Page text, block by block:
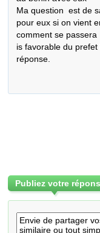
Ma question  est de
pour eux si on vient
comment se
is favorable du
réponse.
Publiez votre